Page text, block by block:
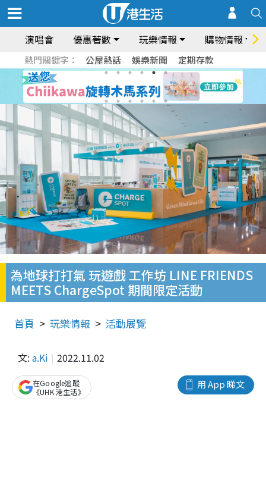
演唱會 優惠著數 玩樂情報 購物情報
熱門關鍵字： 公屋熱話 娛樂新聞 定期存款
為地球打打氣 玩遊戲 工作坊 LINE FRIENDS
MEETS ChargeSpot 期間限定活動
首頁 玩樂情報 活動展覽
文: a.Ki 2022.11.02
用 App 睇文
在Google追蹤
《UHK 港生活》